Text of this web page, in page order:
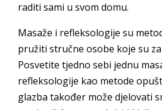
raditi sami u svom domu.
Masaže i refleksologije su
pružiti stručne osobe koje su
Posvetite tjedno sebi jednu
refleksologije kao metode
glazba također može djelovati